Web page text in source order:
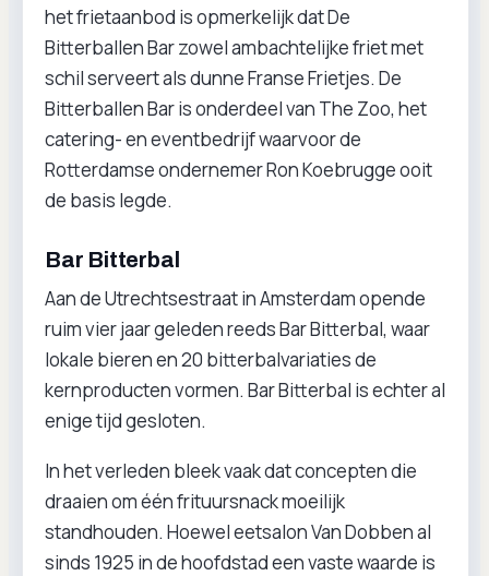
het frietaanbod is opmerkelijk dat De
Bitterballen Bar zowel ambachtelijke friet met
schil serveert als dunne Franse Frietjes. De
Bitterballen Bar is onderdeel van The Zoo, het
catering- en eventbedrijf waarvoor de
Rotterdamse ondernemer Ron Koebrugge ooit
de basis legde.
Bar Bitterbal
Aan de Utrechtsestraat in Amsterdam opende
ruim vier jaar geleden reeds Bar Bitterbal, waar
lokale bieren en 20 bitterbalvariaties de
kernproducten vormen. Bar Bitterbal is echter al
enige tijd gesloten.
In het verleden bleek vaak dat concepten die
draaien om één frituursnack moeilijk
standhouden. Hoewel eetsalon Van Dobben al
sinds 1925 in de hoofdstad een vaste waarde is